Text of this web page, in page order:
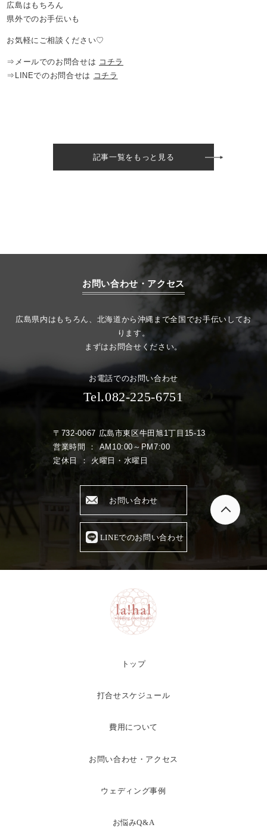
広島はもちろん
県外でのお手伝いも
お気軽にご相談ください♡
⇒メールでのお問合せは コチラ
⇒LINEでのお問合せは コチラ
記事一覧をもっと見る
お問い合わせ・アクセス
広島県内はもちろん、北海道から沖縄まで全国でお手伝いしてお
ります。
まずはお問合せください。
お電話でのお問い合わせ
Tel.082-225-6751
〒732-0067 広島市東区牛田旭1丁目15-13
営業時間 ： AM10:00～PM7:00
定休日 ： 火曜日・水曜日
お問い合わせ
LINEでのお問い合わせ
トップ
打合せスケジュール
費用について
お問い合わせ・アクセス
ウェディング事例
お悩みQ&A